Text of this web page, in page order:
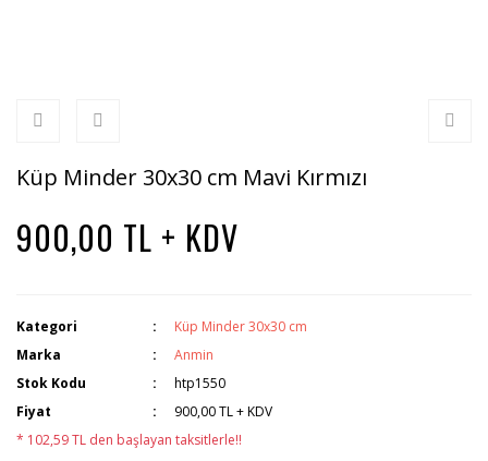
Küp Minder 30x30 cm Mavi Kırmızı
900,00 TL + KDV
Kategori
Küp Minder 30x30 cm
Marka
Anmin
Stok Kodu
htp1550
Fiyat
900,00 TL + KDV
* 102,59 TL den başlayan taksitlerle!!